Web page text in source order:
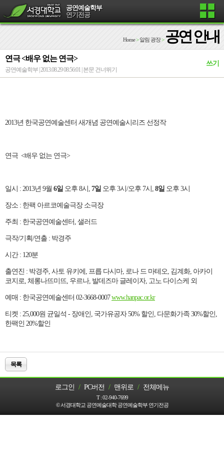
공연예술학부
연기전공
Home> 알림 광장> 공연 안내
연극 <배우 없는 연극>
쓰기
공연예술학부 | 2013.08.29 08:56:01 | 본문 건너뛰기
2013년 한국공연예술센터 새개념 공연예술시리즈 선정작
연극 <배우 없는 연극>
일시 : 2013년 9월 6일 오후 8시, 7일 오후 3시/오후 7시, 8일 오후 3시
장소 : 한팩 아르코예술극장 소극장
주최 : 한국공연예술센터, 샐러드
극작/기획/연출 : 박경주
시간 : 120분
출연진 : 박경주, 사토 유키에, 프릅 다시마, 로나 드 마테오, 김계화, 아카이
코지로, 체롱나뜨미뜨, 우르나, 발데즈마 글레이자, 고노 다이스케 외
예매 : 한국공연예술센터 02-3668-0007www.hanpac.or.kr
티켓 : 25,000원 균일석 - 장애인, 국가유공자 50% 할인, 다문화가족 30%할인,
한팩인 20%할인
목록
로그인 / PC버전 / 맨위로 / 전체메뉴
T :02-940-7699
© 서경대학교 공연예술대학 공연예술학부 연기전공